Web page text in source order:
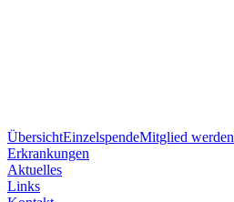
ÜbersichtEinzelspendeMitglied werden
Erkrankungen
Aktuelles
Links